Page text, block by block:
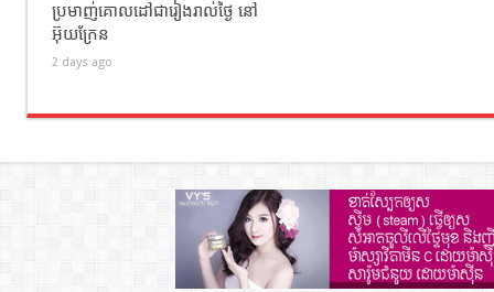
ប្រមាញ់គោលដៅជារៀងរាល់ថ្ងៃ នៅ
អ៊ុយក្រែន
2 days ago